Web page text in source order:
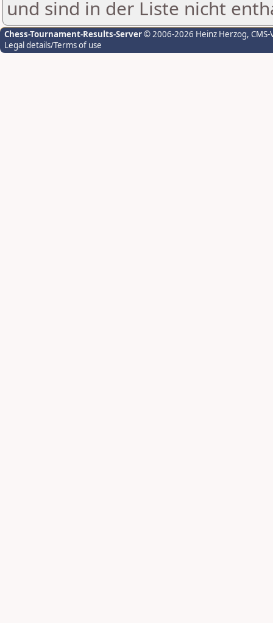
und sind in der Liste nicht
Chess-Tournament-Results-Server© 2006-2026 Heinz Herzog,
Legal details/Terms of use